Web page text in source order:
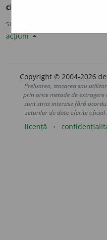
ciord
sursa:
acțiuni
Copyright © 2004-2026
Preluarea, stocarea sau
prin orice metode de
sunt strict interzise fără
seturilor de date oferite oficial
licență